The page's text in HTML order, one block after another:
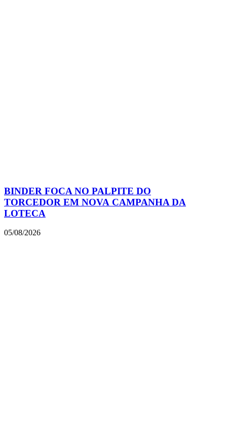
BINDER FOCA NO PALPITE DO
TORCEDOR EM NOVA CAMPANHA DA
LOTECA
05/08/2026